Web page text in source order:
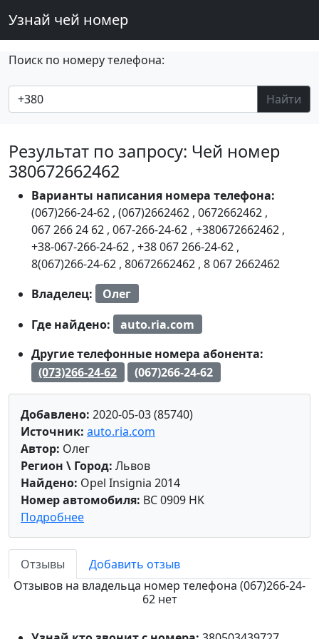
Узнай чей номер
Поиск по номеру телефона:
Найти
Результат по запросу: Чей номер
380672662462
Варианты написания номера телефона:
(067)266-24-62 , (067)2662462 , 0672662462 ,
067 266 24 62 , 067-266-24-62 , +380672662462 ,
+38-067-266-24-62 , +38 067 266-24-62 ,
8(067)266-24-62 , 80672662462 , 8 067 2662462
Владелец:
Олег
Где найдено:
auto.ria.com
Другие телефонные номера абонента:
(073)266-24-62
(067)266-24-62
Добавлено: 2020-05-03 (85740)
Источник: auto.ria.com
Автор: Олег
Регион \ Город: Львов
Найдено: Opel Insignia 2014
Номер автомобиля: BC 0909 HK
Подробнее
Отзывы
Добавить отзыв
Отзывов на владельца номер телефона (067)266-24-
62 нет